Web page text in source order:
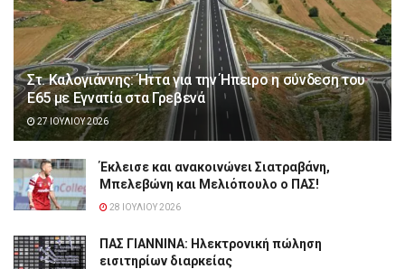
Στ. Καλογιάννης: Ήττα για την Ήπειρο η σύνδεση του
Ε65 με Εγνατία στα Γρεβενά
27 ΙΟΥΛΊΟΥ 2026
Έκλεισε και ανακοινώνει Σιατραβάνη,
Μπελεβώνη και Μελιόπουλο ο ΠΑΣ!
28 ΙΟΥΛΊΟΥ 2026
ΠΑΣ ΓΙΑΝΝΙΝΑ: Hλεκτρονική πώληση
εισιτηρίων διαρκείας